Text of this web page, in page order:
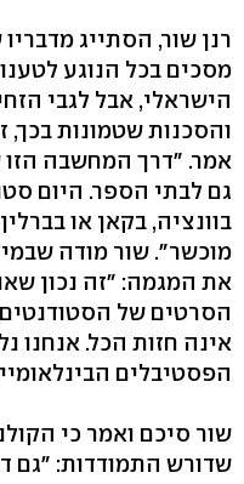
רנן שור, הסתייג
מסכים בכל הנוגע
הישראלי, אבל לגבי
והסכנות שטמונות
אמר. "דרך המחשבה הזו
גם לבתי הספר. היום
בוונציה, בקאן או
מוכשר". שור מודה
את המגמה: "זה נכון
הסרטים של הסטודנטים
אינה חזות הכל. אנחנו
הפסטיבלים
שור סיכם ואמר כי
שדורש התמודדות: "גם